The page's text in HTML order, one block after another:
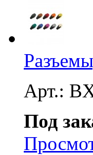
Арт.:
Под